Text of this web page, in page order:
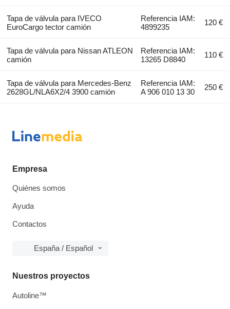
Tapa de válvula para IVECO
EuroCargo tector camión
Referencia IAM:
4899235
120 €
Tapa de válvula para Nissan ATLEON
camión
Referencia IAM:
13265 D8840
110 €
Tapa de válvula para Mercedes-Benz
2628GL/NLA6X2/4 3900 camión
Referencia IAM:
A 906 010 13 30
250 €
Empresa
Quiénes somos
Ayuda
Contactos
España / Español
Nuestros proyectos
Autoline™